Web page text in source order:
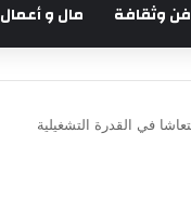
فن وثقافة مال و أعمال